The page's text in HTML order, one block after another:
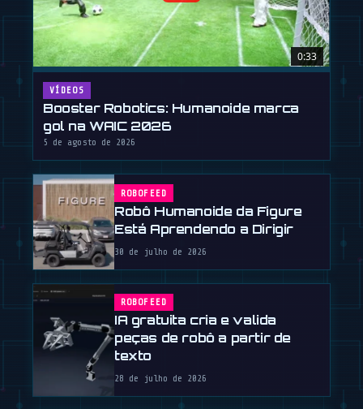
0:33
VÍDEOS
Booster Robotics: Humanoide marca
gol na WAIC 2026
5 de agosto de 2026
ROBOFEED
Robô Humanoide da Figure
Está Aprendendo a Dirigir
30 de julho de 2026
ROBOFEED
IA gratuita cria e valida
peças de robô a partir de
texto
28 de julho de 2026